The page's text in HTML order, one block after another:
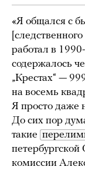
«Я общался с
работал в
содержалось
„Крестах“ —
на восемь
Я просто даже
До сих пор
такие
комиссии